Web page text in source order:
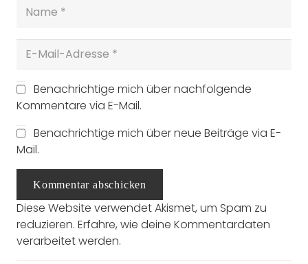
Benachrichtige mich über nachfolgende
Kommentare via E-Mail.
Benachrichtige mich über neue Beiträge via E-
Mail.
Kommentar abschicken
Diese Website verwendet Akismet, um Spam zu
reduzieren. Erfahre, wie deine Kommentardaten
verarbeitet werden.